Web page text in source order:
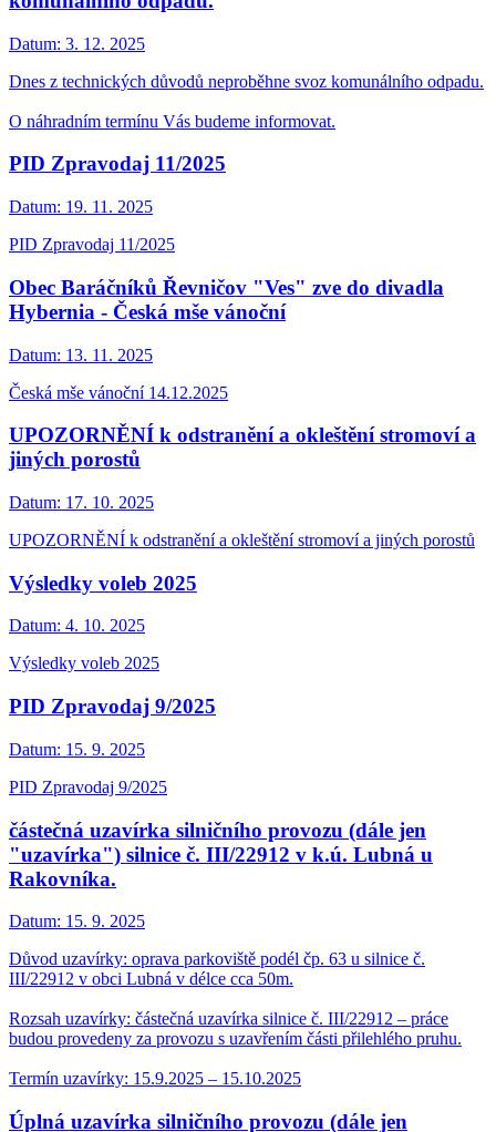
Datum: 3. 12. 2025
Dnes z technických důvodů neproběhne svoz komunálního odpadu.
O náhradním termínu Vás budeme informovat.
PID Zpravodaj 11/2025
Datum: 19. 11. 2025
PID Zpravodaj 11/2025
Obec Baráčníků Řevničov "Ves" zve do divadla
Hybernia - Česká mše vánoční
Datum: 13. 11. 2025
Česká mše vánoční 14.12.2025
UPOZORNĚNÍ k odstranění a okleštění stromoví a
jiných porostů
Datum: 17. 10. 2025
UPOZORNĚNÍ k odstranění a okleštění stromoví a jiných porostů
Výsledky voleb 2025
Datum: 4. 10. 2025
Výsledky voleb 2025
PID Zpravodaj 9/2025
Datum: 15. 9. 2025
PID Zpravodaj 9/2025
částečná uzavírka silničního provozu (dále jen
"uzavírka") silnice č. III/22912 v k.ú. Lubná u
Rakovníka.
Datum: 15. 9. 2025
Důvod uzavírky: oprava parkoviště podél čp. 63 u silnice č.
III/22912 v obci Lubná v délce cca 50m.
Rozsah uzavírky: částečná uzavírka silnice č. III/22912 – práce
budou provedeny za provozu s uzavřením části přilehlého pruhu.
Termín uzavírky: 15.9.2025 – 15.10.2025
Úplná uzavírka silničního provozu (dále jen